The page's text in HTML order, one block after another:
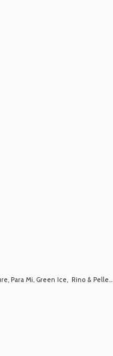
Para Mi, Green Ice, Rino & Pelle...